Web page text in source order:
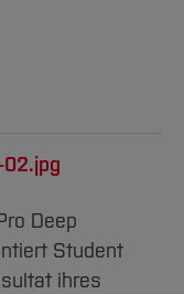
Deep
Student
ihres